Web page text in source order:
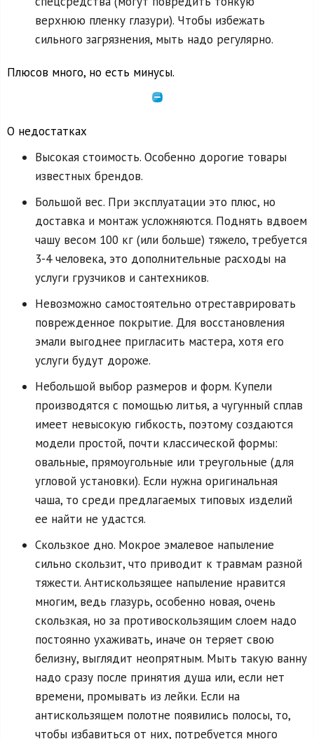
верхнюю пленку глазури). Чтобы избежать
сильного загрязнения, мыть надо регулярно.
Плюсов много, но есть минусы.
О недостатках
Высокая стоимость. Особенно дорогие товары
известных брендов.
Большой вес. При эксплуатации это плюс, но
доставка и монтаж усложняются. Поднять вдвоем
чашу весом 100 кг (или больше) тяжело, требуется
3-4 человека, это дополнительные расходы на
услуги грузчиков и сантехников.
Невозможно самостоятельно отреставрировать
поврежденное покрытие. Для восстановления
эмали выгоднее пригласить мастера, хотя его
услуги будут дороже.
Небольшой выбор размеров и форм. Купели
производятся с помощью литья, а чугунный сплав
имеет невысокую гибкость, поэтому создаются
модели простой, почти классической формы:
овальные, прямоугольные или треугольные (для
угловой установки). Если нужна оригинальная
чаша, то среди предлагаемых типовых изделий
ее найти не удастся.
Скользкое дно. Мокрое эмалевое напыление
сильно скользит, что приводит к травмам разной
тяжести. Антискользящее напыление нравится
многим, ведь глазурь, особенно новая, очень
скользкая, но за противоскользящим слоем надо
постоянно ухаживать, иначе он теряет свою
белизну, выглядит неопрятным. Мыть такую ванну
надо сразу после принятия душа или, если нет
времени, промывать из лейки. Если на
антискользящем полотне появились полосы, то,
чтобы избавиться от них, потребуется много